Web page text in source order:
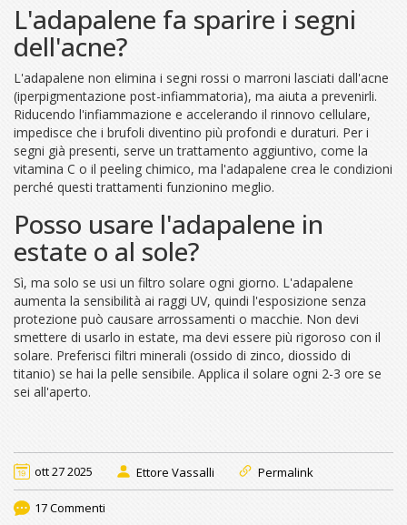
L'adapalene fa sparire i segni
dell'acne?
L'adapalene non elimina i segni rossi o marroni lasciati dall'acne
(iperpigmentazione post-infiammatoria), ma aiuta a prevenirli.
Riducendo l'infiammazione e accelerando il rinnovo cellulare,
impedisce che i brufoli diventino più profondi e duraturi. Per i
segni già presenti, serve un trattamento aggiuntivo, come la
vitamina C o il peeling chimico, ma l'adapalene crea le condizioni
perché questi trattamenti funzionino meglio.
Posso usare l'adapalene in
estate o al sole?
Sì, ma solo se usi un filtro solare ogni giorno. L'adapalene
aumenta la sensibilità ai raggi UV, quindi l'esposizione senza
protezione può causare arrossamenti o macchie. Non devi
smettere di usarlo in estate, ma devi essere più rigoroso con il
solare. Preferisci filtri minerali (ossido di zinco, diossido di
titanio) se hai la pelle sensibile. Applica il solare ogni 2-3 ore se
sei all'aperto.
ott 27 2025 Ettore Vassalli Permalink
17 Commenti